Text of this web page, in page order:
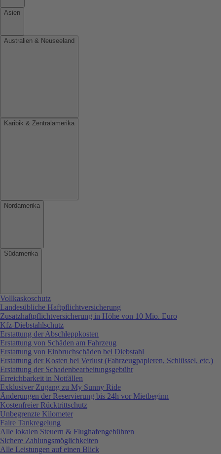
Asien
Australien & Neuseeland
Karibik & Zentralamerika
Nordamerika
Südamerika
Vollkaskoschutz
Landesübliche Haftpflichtversicherung
Zusatzhaftpflichtversicherung in Höhe von 10 Mio. Euro
Kfz-Diebstahlschutz
Erstattung der Abschleppkosten
Erstattung von Schäden am Fahrzeug
Erstattung von Einbruchschäden bei Diebstahl
Erstattung der Kosten bei Verlust (Fahrzeugpapieren, Schlüssel, etc.)
Erstattung der Schadenbearbeitungsgebühr
Erreichbarkeit in Notfällen
Exklusiver Zugang zu My Sunny Ride
Änderungen der Reservierung bis 24h vor Mietbeginn
Kostenfreier Rücktrittschutz
Unbegrenzte Kilometer
Faire Tankregelung
Alle lokalen Steuern & Flughafengebühren
Sichere Zahlungsmöglichkeiten
Alle Leistungen auf einen Blick